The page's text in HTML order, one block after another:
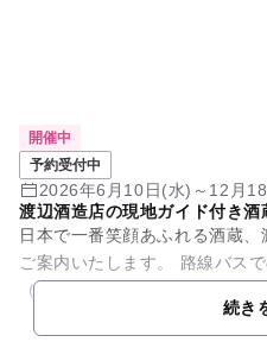
開催中
予約受付中
2026年6月10日(水)～12月
渡辺酒造店の現地ガイド付き酒
日本で一番笑顔あふれる酒蔵
ご案内いたします。 路線バス
（約60分間）、瀬戸川での鯉
続き